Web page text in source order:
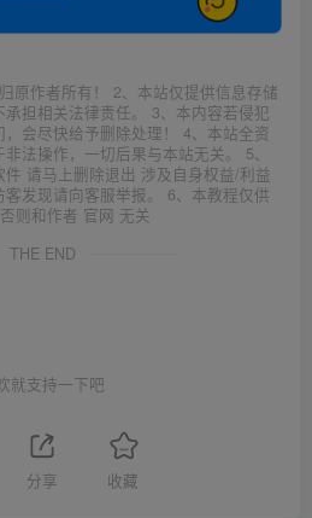
原作者所有！ 2、本站仅提供信息存储
担相关法律责任。 3、本内容若侵犯
会尽快给予删除处理！ 4、本站全资
法操作，一切后果与本站无关。 5、
请马上删除退出 涉及自身权益/利益
发现请向客服举报。 6、本教程仅供
则和作者 官网 无关
THE END
就支持一下吧
分享 收藏